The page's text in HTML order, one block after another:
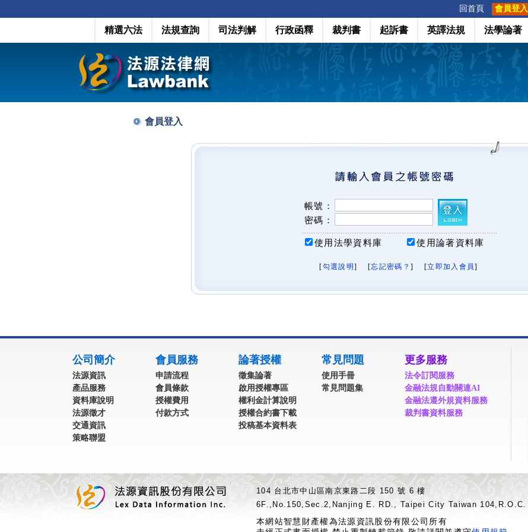
回首頁 會員登入
精選六法 法規查詢 司法判解 行政函釋 裁判書 起訴書 英譯法規 法學論著
會員登入
帳號：
密碼：
使用法學資料庫 使用論著資料庫
[勾選說明 ] [忘記密碼？ ] [立即加入會員]
公司簡介
法源資訊
產品服務
資料庫說明
法源徵才
交通資訊
策略聯盟
會員服務
申請流程
會員條款
授權費用
付款方式
論著授權
徵集論著
啟用授權專區
權利金計算說明
授權合約書下載
投稿基本資料表
常見問題
使用手冊
常見問題集
更多服務
法令訂閱服務
金融法規自動關連AI
金融法遵外規資料服務
裁判書資料服務
104 台北市中山區南京東路二段 150 號 6 樓
6F.,No.150,Sec.2,Nanjing E. RD., Taipei City Taiwan 104,R.O.C.
本網站智慧財產權為法源資訊股份有限公司所有